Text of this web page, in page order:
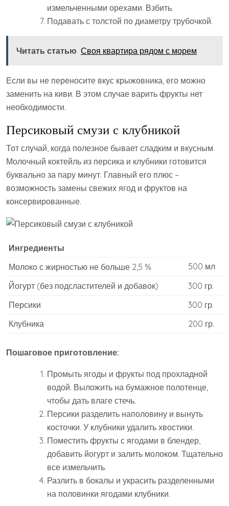
измельченными орехами. Взбить.
Подавать с толстой по диаметру трубочкой.
Читать статью Своя квартира рядом с морем
Если вы не переносите вкус крыжовника, его можно
заменить на киви. В этом случае варить фрукты нет
необходимости.
Персиковый смузи с клубникой
Тот случай, когда полезное бывает сладким и вкусным.
Молочный коктейль из персика и клубники готовится
буквально за пару минут. Главный его плюс –
возможность замены свежих ягод и фруктов на
консервированные.
Ингредиенты
Молоко с жирностью не больше 2,5 %
500 мл
Йогурт (без подсластителей и добавок)
300 гр.
Персики
300 гр.
Клубника
200 гр.
Пошаговое приготовление:
Промыть ягоды и фрукты под прохладной
водой. Выложить на бумажное полотенце,
чтобы дать влаге стечь.
Персики разделить наполовину и вынуть
косточки. У клубники удалить хвостики.
Поместить фрукты с ягодами в блендер,
добавить йогурт и залить молоком. Тщательно
все измельчить.
Разлить в бокалы и украсить разделенными
на половинки ягодами клубники.